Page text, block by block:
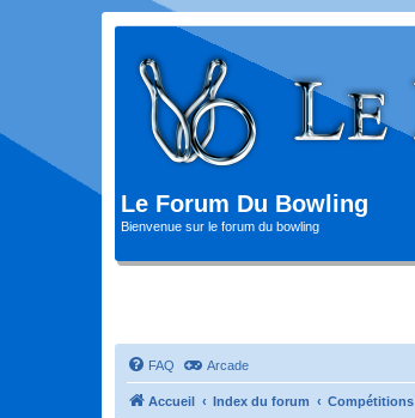
Le Forum Du Bowling
Bienvenue sur le forum du bowling
FAQ Arcade
Accueil Index du forum Compétitions